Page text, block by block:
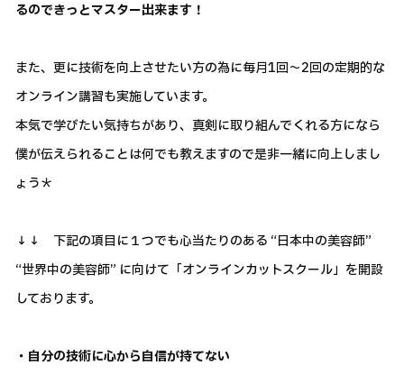
るのできっとマスター出来ます！
また、更に技術を向上させたい方の為に毎月1回～2回の定期的な
オンライン講習も実施しています。
本気で学びたい気持ちがあり、真剣に取り組んでくれる方になら
僕が伝えられることは何でも教えますので是非一緒に向上しまし
ょう＊
↓↓ 下記の項目に１つでも心当たりのある “日本中の美容師”
“世界中の美容師” に向けて「オンラインカットスクール」を開設
しております。
・自分の技術に心から自信が持てない